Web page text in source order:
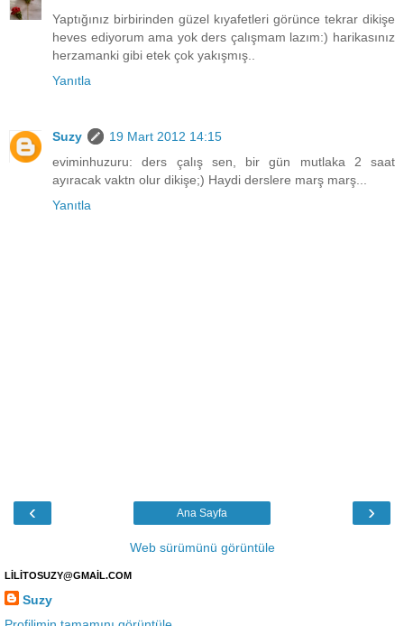
Yaptığınız birbirinden güzel kıyafetleri görünce tekrar dikişe
heves ediyorum ama yok ders çalışmam lazım:) harikasınız
herzamanki gibi etek çok yakışmış..
Yanıtla
Suzy
19 Mart 2012 14:15
eviminhuzuru: ders çalış sen, bir gün mutlaka 2 saat
ayıracak vaktn olur dikişe;) Haydi derslere marş marş...
Yanıtla
‹ ›
Ana Sayfa
Web sürümünü görüntüle
LİLİTOSUZY@GMAİL.COM
Suzy